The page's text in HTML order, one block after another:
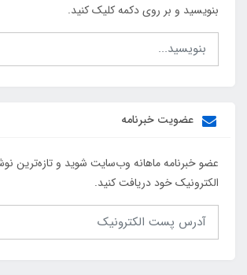
بنویسید و بر روی دکمه کلیک کنید.
عضویت خبرنامه
عضو خبرنامه ماهانه وب‌سایت شوید و تازه‌ترین
الکترونیک خود دریافت کنید.